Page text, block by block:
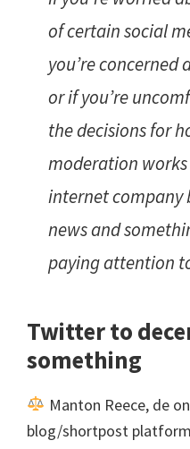
of certain social
you’re concerned
or if you’re
the decisions for
moderation
internet company
news and
paying attention
Twitter to
something
Manton Reece, de
blog/shortpost